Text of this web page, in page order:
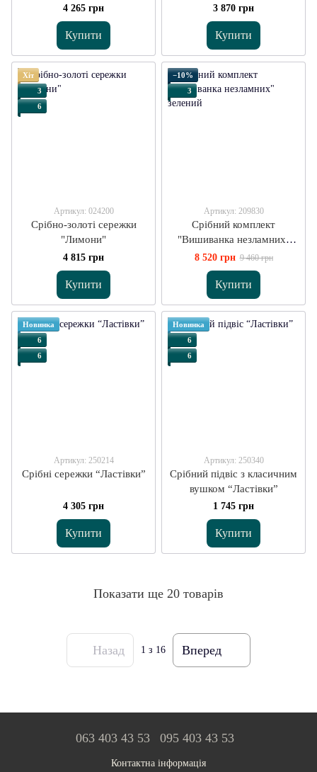
4 265 грн
Купити
зелена
3 870 грн
Купити
Хіт
3
6
Артикул: 024200
Срібно-золоті сережки
"Лимони"
4 815 грн
Купити
−10%
3
Артикул: 209830
Срібний комплект
"Вишиванка незламних"
зелений
8 520 грн 9 460 грн
Купити
Новинка
6
6
Артикул: 250214
Срібні сережки “Ластівки”
4 305 грн
Купити
Новинка
6
6
Артикул: 250340
Срібний підвіс з класичним
вушком “Ластівки”
1 745 грн
Купити
Показати ще 20 товарів
Назад 1 з 16 Вперед
063 403 43 53 095 403 43 53
Контактна інформація